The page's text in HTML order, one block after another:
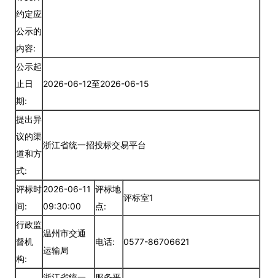
约定应
公示的
内容:
公示起
止日
期:
2026-06-12至2026-06-15
提出异
议的渠
道和方
式:
浙江省统一招投标交易平台
评标时
间:
2026-06-11
09:30:00
评标地
点:
评标室1
行政监
督机
构:
温州市交通
运输局
电话: 0577-86706621